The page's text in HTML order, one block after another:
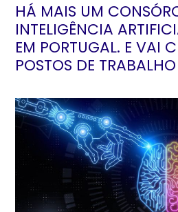
HÁ MAIS UM
INTELIGÊNCIA
EM PORTUGAL. E VAI
POSTOS DE